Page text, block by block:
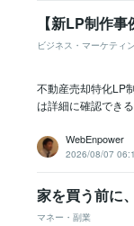
【新LP制作
ビジネス・マーケティ
不動産売却特化LP
は詳細に確認でき
WebEnpower
2026/08/07
家を買う前に
マネー・副業